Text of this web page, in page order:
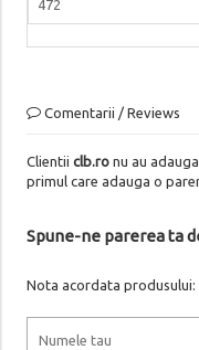
472
Comentarii / Reviews
Clientii clb.ronu au
primul care adauga o
Spune-ne parerea ta
Nota acordata produsului: